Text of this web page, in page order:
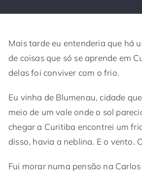
Mais tarde eu entenderia que há
de coisas que só se aprende em
delas foi conviver com o frio.
Eu vinha de Blumenau, cidade
meio de um vale onde o sol
chegar a Curitiba encontrei um
disso, havia a neblina. E o vento.
Fui morar numa pensão na